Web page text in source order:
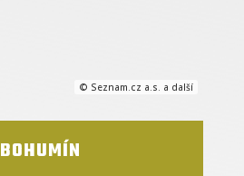
BOHUMÍN
© Seznam.cz a.s. a další